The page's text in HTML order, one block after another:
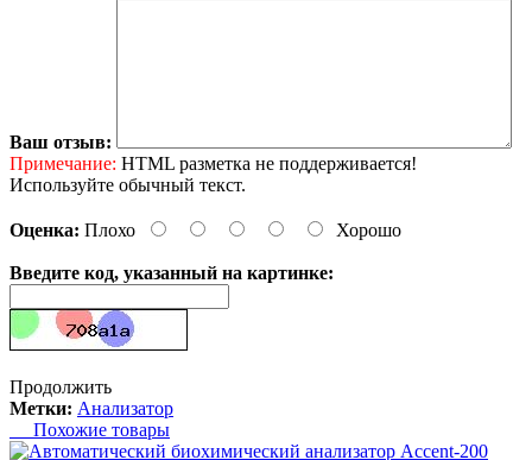
Ваш отзыв:
Примечание: HTML разметка не поддерживается!
Используйте обычный текст.
Оценка: Плохо Хорошо
Введите код, указанный на картинке:
Продолжить
Метки: Анализатор
Похожие товары